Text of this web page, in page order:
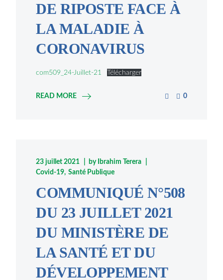
DE RIPOSTE FACE À
LA MALADIE À
CORONAVIRUS
com509_24-Juillet-21 Télécharger
READ MORE 0
23 juillet 2021 by Ibrahim Terera
Covid-19 Santé Publique
COMMUNIQUÉ N°508
DU 23 JUILLET 2021
DU MINISTÈRE DE
LA SANTÉ ET DU
DÉVELOPPEMENT